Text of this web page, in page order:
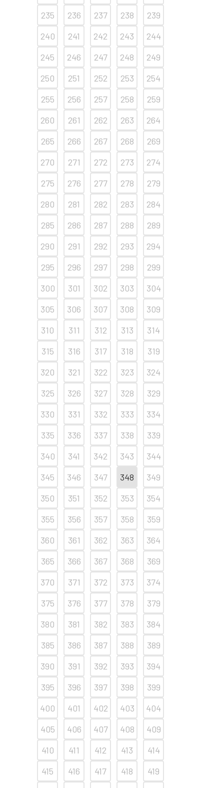
235
236 237 238
239
240
241 242 243
244
245
246 247 248
249
250
251 252 253
254
255
256 257 258
259
260
261 262 263
264
265
266 267 268
269
270
271 272 273
274
275
276 277 278
279
280
281 282 283
284
285
286 287 288
289
290
291 292 293
294
295
296 297 298
299
300
301 302 303
304
305
306 307 308
309
310
311 312 313
314
315
316 317 318
319
320
321 322 323
324
325
326 327 328
329
330
331 332 333
334
335
336 337 338
339
340
341 342 343
344
345
346 347 348
349
350
351 352 353
354
355
356 357 358
359
360
361 362 363
364
365
366 367 368
369
370
371 372 373
374
375
376 377 378
379
380
381 382 383
384
385
386 387 388
389
390
391 392 393
394
395
396 397 398
399
400
401 402 403
404
405
406 407 408
409
410
411 412 413
414
415
416 417 418
419